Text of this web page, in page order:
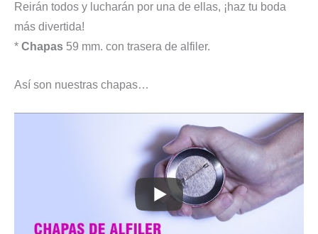
Reirán todos y lucharán por una de ellas, ¡haz tu boda
más divertida!
* Chapas 59 mm. con trasera de alfiler.
Así son nuestras chapas…